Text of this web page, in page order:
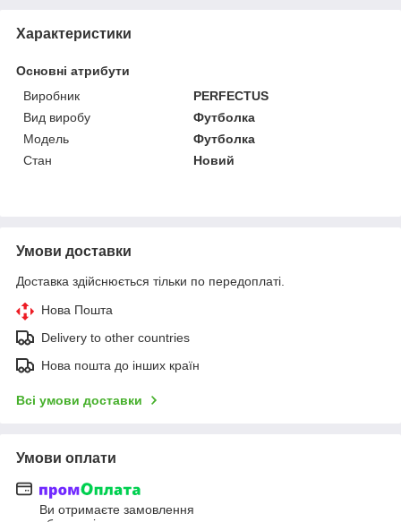
Характеристики
Основні атрибути
Виробник
PERFECTUS
Вид виробу
Футболка
Модель
Футболка
Стан
Новий
Умови доставки
Доставка здійснюється тільки по передоплаті.
Нова Пошта
Delivery to other countries
Нова пошта до інших країн
Всі умови доставки
Умови оплати
Ви отримаєте замовлення